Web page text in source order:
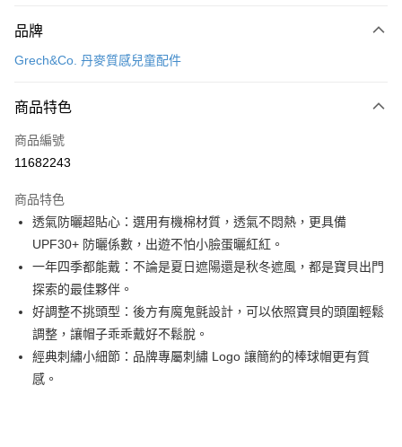
信用卡一次付款
3 期 0 利率 每期
合作金庫商業銀行
上海商業儲蓄銀行
臺灣中小企業銀行
匯豐（台灣）商業銀行
華泰商業銀行
聯邦商業銀行
遠東國際商業銀行
元大商業銀行
永豐商業銀行
玉山商業銀行
台灣樂天信用卡公司
超商取貨付款
LINE Pay
Apple Pay
悠遊付
Google Pay
ATM付款
運送方式
全家取貨付款
品牌
Grech&Co. 丹麥質感兒童配件
商品特色
商品編號
11682243
商品特色
透氣防曬超貼心：選用有機棉材質，透氣不悶熱，更具備
UPF30+ 防曬係數，出遊不怕小臉蛋曬紅紅。
一年四季都能戴：不論是夏日遮陽還是秋冬遮風，都是寶貝出門
探索的最佳夥伴。
好調整不挑頭型：後方有魔鬼氈設計，可以依照寶貝的頭圍輕鬆
調整，讓帽子乖乖戴好不鬆脫。
經典刺繡小細節：品牌專屬刺繡 Logo 讓簡約的棒球帽更有質
感。